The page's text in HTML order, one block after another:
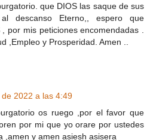
que DIOS las saque de sus
descanso Eterno,, espero que
por mis peticiones encomendadas .
,Empleo y Prosperidad. Amen ..
2022 a las 4:49
os ruego ,por el favor que
por mi que yo orare por ustedes
,amen y amen asiesh asisera